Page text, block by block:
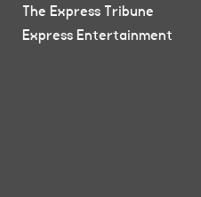
The Express Tribune
Express Entertainment